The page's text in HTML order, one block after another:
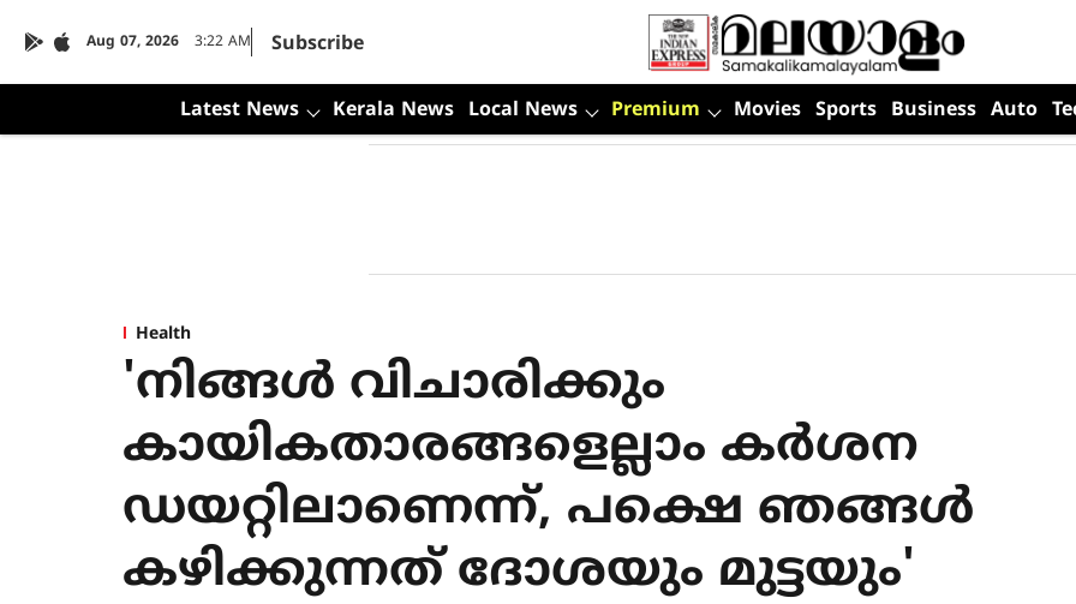
Aug 07, 2026 3:22 AM Subscribe
Latest News Kerala News Local News Premium Movies Sports Business Auto
Health
'നിങ്ങൾ വിചാരിക്കും
കായികതാരങ്ങളെല്ലാം കർശന
ഡയറ്റിലാണെന്ന്, പക്ഷെ ഞങ്ങൾ
കഴിക്കുന്നത് ദോശയും മുട്ടയും'